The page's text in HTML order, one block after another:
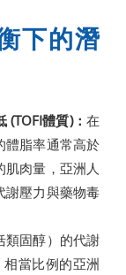
下的潛
體質)： 在
體脂率通常高於
肉量，亞洲人
謝壓力與藥物毒
類固醇）的代謝
當比例的亞洲